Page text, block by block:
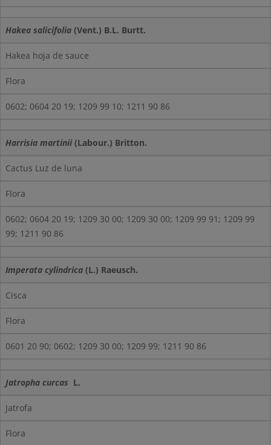
Hakea salicifolia (Vent.) B.L. Burtt.
Hakea hoja de sauce
Flora
0602; 0604 20 19; 1209 99 10; 1211 90 86
Harrisia martinii(Labour.) Britton.
Cactus Luz de luna
Flora
0602; 0604 20 19; 1209 30 00; 1209 30 00; 1209 99 91; 1209 99
99; 1211 90 86
Imperata cylindrica (L.) Raeusch.
Cisca
Flora
0601 20 90; 0602; 1209 30 00; 1209 99; 1211 90 86
Jatropha curcas L.
Jatrofa
Flora